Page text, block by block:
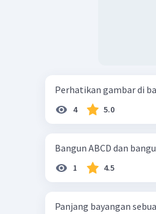
4 5.0
Bangun ABCD dan
1 4.5
Panjang bayangan